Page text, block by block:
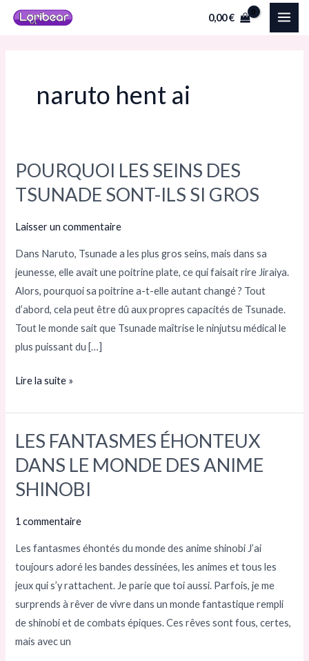
Aller
0,00€
naruto hent ai
POURQUOI LES SEINS DES
TSUNADE SONT-ILS SI GROS
Laisser un commentaire
Dans Naruto, Tsunade a les plus gros seins, mais dans sa
jeunesse, elle avait une poitrine plate, ce qui faisait rire Jiraiya.
Alors, pourquoi sa poitrine a-t-elle autant changé ? Tout
d’abord, cela peut être dû aux propres capacités de Tsunade.
Tout le monde sait que Tsunade maîtrise le ninjutsu médical le
plus puissant du […]
POURQUOI
LES
SEINS
DES
SONT-
ILS
SI
GROS
Lire la suite »
LES FANTASMES ÉHONTEUX
DANS LE MONDE DES ANIME
SHINOBI
1 commentaire
Les fantasmes éhontés du monde des anime shinobi J’ai
toujours adoré les bandes dessinées, les animes et tous les
jeux qui s’y rattachent. Je parie que toi aussi. Parfois, je me
surprends à rêver de vivre dans un monde fantastique rempli
de shinobi et de combats épiques. Ces rêves sont fous, certes,
mais avec un
LES
FANTASMES
ÉHONTEUX
DANS
DES
ANIME
SHINOBI